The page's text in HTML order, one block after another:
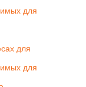
для
для
для